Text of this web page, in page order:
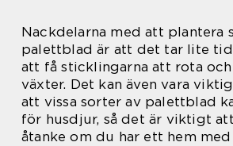
Nackdelarna med att plantera
palettblad är att det tar lite
att få sticklingarna att rota
växter. Det kan även vara
att vissa sorter av palettblad
för husdjur, så det är viktigt
åtanke om du har ett hem